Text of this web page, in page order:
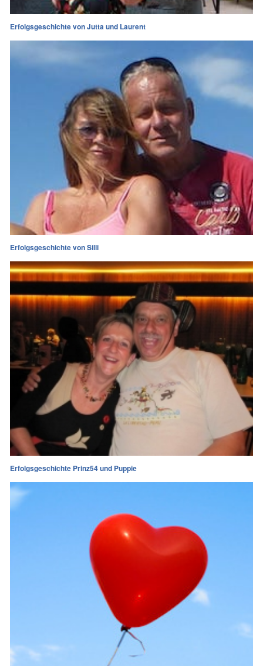
Erfolgsgeschichte von Jutta und Laurent
Erfolgsgeschichte von Silli
Erfolgsgeschichte Prinz54 und Puppie